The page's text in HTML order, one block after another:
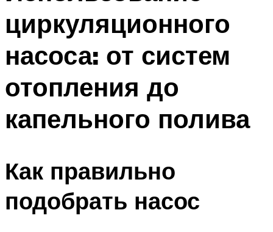
циркуляционного
насоса: от систем
отопления до
капельного полива
Как правильно
подобрать насос